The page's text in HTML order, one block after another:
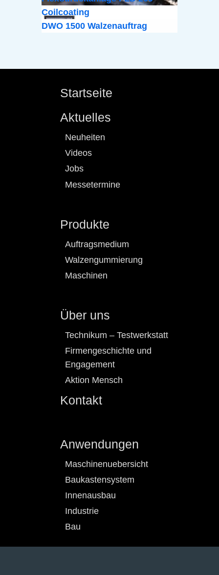
Coilcoating
DWO 1500 Walzenauftrag
Startseite
Aktuelles
Neuheiten
Videos
Jobs
Messetermine
Produkte
Auftragsmedium
Walzengummierung
Maschinen
Über uns
Technikum – Testwerkstatt
Firmengeschichte und
Engagement
Aktion Mensch
Kontakt
Anwendungen
Maschinenuebersicht
Baukastensystem
Innenausbau
Industrie
Bau